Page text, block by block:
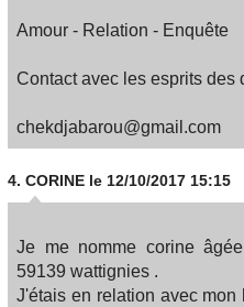
Amour - Relation - Enquête
Contact avec les esprits des
chekdjabarou@gmail.com
4. CORINE le 12/10/2017 15:15
Je me nomme corine
59139 wattignies .
J'étais en relation avec